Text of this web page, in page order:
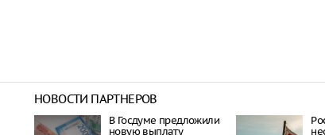
НОВОСТИ ПАРТНЕРОВ
В Госдуме предложили
новую выплату